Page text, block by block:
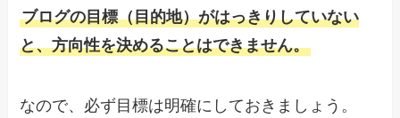
ブログの目標（目的地）がはっきりしていない
と、方向性を決めることはできません。
なので、必ず目標は明確にしておきましょう。